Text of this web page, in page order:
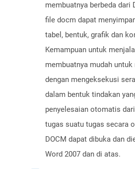
membuatnya berbeda dari
file docm dapat
tabel, bentuk, grafik dan
Kemampuan untuk
membuatnya mudah
dengan mengeksekusi
dalam bentuk tindakan
penyelesaian otomatis
tugas suatu tugas secara
DOCM dapat dibuka dan
Word 2007 dan di atas.